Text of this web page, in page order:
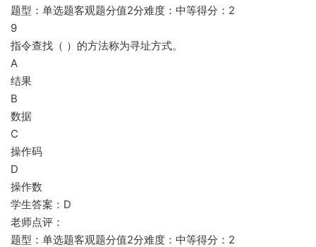
题型：单选题客观题分值2分难度：中等得分：2
9
指令查找（ ）的方法称为寻址方式。
A
结果
B
数据
C
操作码
D
操作数
学生答案：D
老师点评：
题型：单选题客观题分值2分难度：中等得分：2